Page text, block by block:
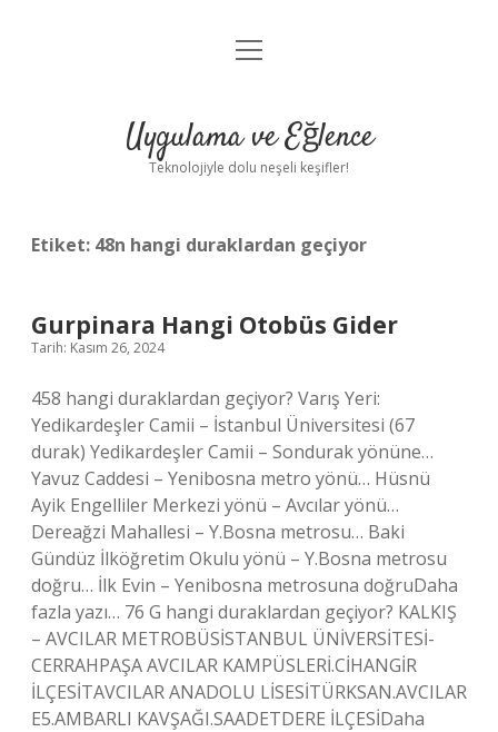
Anasayfa
Yasal Uyarı
menüyü
Uygulama ve Eğlence
Teknolojiyle dolu neşeli keşifler!
Etiket: 48n hangi duraklardan geçiyor
Gurpinara Hangi Otobüs Gider
Tarih: Kasım 26, 2024
458 hangi duraklardan geçiyor? Varış Yeri:
Yedikardeşler Camii – İstanbul Üniversitesi (67
durak) Yedikardeşler Camii – Sondurak yönüne…
Yavuz Caddesi – Yenibosna metro yönü… Hüsnü
Ayik Engelliler Merkezi yönü – Avcılar yönü…
Dereağzi Mahallesi – Y.Bosna metrosu… Baki
Gündüz İlköğretim Okulu yönü – Y.Bosna metrosu
doğru… İlk Evin – Yenibosna metrosuna doğruDaha
fazla yazı… 76 G hangi duraklardan geçiyor? KALKIŞ
– AVCILAR METROBÜSİSTANBUL ÜNİVERSİTESİ-
CERRAHPAŞA AVCILAR KAMPÜSLERİ.CİHANGİR
İLÇESİTAVCILAR ANADOLU LİSESİTÜRKSAN.AVCILAR
E5.AMBARLI KAVŞAĞI.SAADETDERE İLÇESİDaha